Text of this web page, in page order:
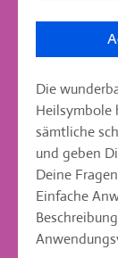
Die
Heilsymbole
sämtliche
und geben
Deine
Einfache